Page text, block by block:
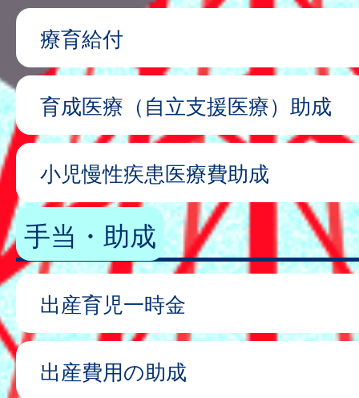
療育給付
育成医療（自立支援医療）助成
小児慢性疾患医療費助成
手当・助成
出産育児一時金
出産費用の助成